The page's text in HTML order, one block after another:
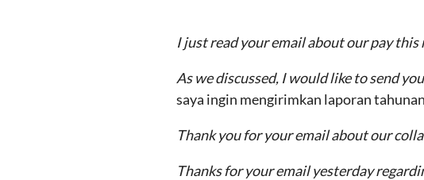
I just read your email about our pay this
As we discussed, I would like to send
saya ingin mengirimkan laporan
Thank you for your email about our
Thanks for your email yesterday